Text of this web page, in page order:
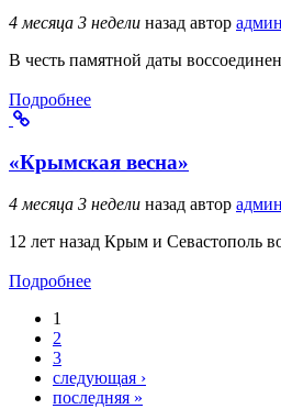
4 месяца 3 недели назад автор
В честь памятной даты
Подробнее
«Крымская весна»
4 месяца 3 недели назад автор
12 лет назад Крым и Севастополь
Подробнее
Страницы
1
2
3
следующая ›
последняя »